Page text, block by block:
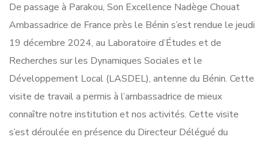
De passage à Parakou, Son Excellence Nadège Chouat
Ambassadrice de France près le Bénin s’est rendue le jeudi
19 décembre 2024, au Laboratoire d’Études et de
Recherches sur les Dynamiques Sociales et le
Développement Local (LASDEL), antenne du Bénin. Cette
visite de travail a permis à l’ambassadrice de mieux
connaître notre institution et nos activités. Cette visite
s’est déroulée en présence du Directeur Délégué du